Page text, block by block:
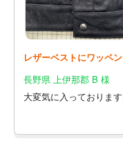
レザーベストにワッペ
長野県 上伊那郡 B 様
大変気に入っておりま